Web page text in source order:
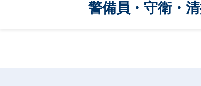
警備員・守衛・